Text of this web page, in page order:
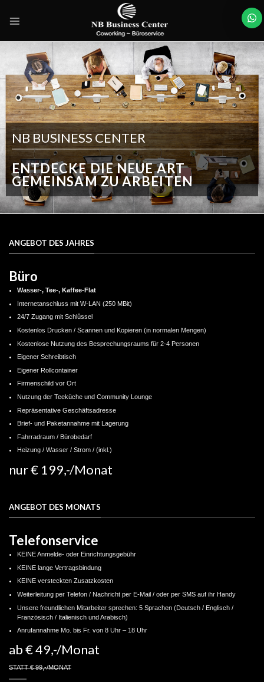
content
NB BUSINESS CENTER
ENTDECKE DIE NEUE ART
GEMEINSAM ZU ARBEITEN
ANGEBOT DES JAHRES
Büro
Wasser-, Tee-, Kaffee-Flat
Internetanschluss mit W-LAN (250 MBit)
24/7 Zugang mit Schlûssel
Kostenlos Drucken / Scannen und Kopieren (in normalen Mengen)
Kostenlose Nutzung des Besprechungsraums für 2-4 Personen
Eigener Schreibtisch
Eigener Rollcontainer
Firmenschild vor Ort
Nutzung der Teeküche und Community Lounge
Repräsentative Geschäftsadresse
Brief- und Paketannahme mit Lagerung
Fahrradraum / Bürobedarf
Heizung / Wasser / Strom / (inkl.)
nur € 199,-/Monat
JETZT ANFRAGEN
ANGEBOT DES MONATS
Telefonservice
KEINE Anmelde- oder Einrichtungsgebühr
KEINE lange Vertragsbindung
KEINE versteckten Zusatzkosten
Weiterleitung per Telefon / Nachricht per E-Mail / oder per SMS auf ihr Handy
Unsere freundlichen Mitarbeiter sprechen: 5 Sprachen (Deutsch / Englisch /
Französisch / Italienisch und Arabisch)
Anrufannahme Mo. bis Fr. von 8 Uhr – 18 Uhr
ab € 49,-/Monat
STATT € 99,-/MONAT